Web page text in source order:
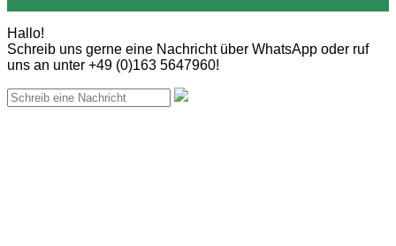
Hallo!
Schreib uns gerne eine Nachricht über WhatsApp oder ruf
uns an unter +49 (0)163 5647960!